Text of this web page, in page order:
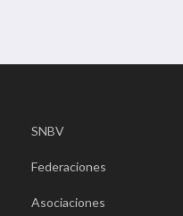
SNBV
Federaciones
Asociaciones